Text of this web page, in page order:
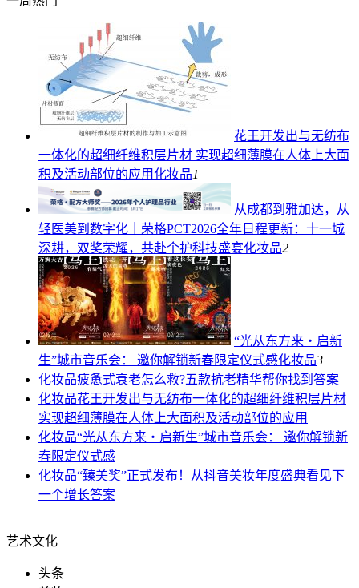
花王开发出与无纺布
一体化的超细纤维积层片材 实现超细薄膜在人体上大面
积及活动部位的应用化妆品1
从成都到雅加达，从
轻医美到数字化｜荣格PCT2026全年日程更新：十一城
深耕，双奖荣耀，共赴个护科技盛宴化妆品2
“光从东方来・启新
生”城市音乐会： 邀你解锁新春限定仪式感化妆品3
化妆品疲惫式衰老怎么救?五款抗老精华帮你找到答案
化妆品花王开发出与无纺布一体化的超细纤维积层片材
实现超细薄膜在人体上大面积及活动部位的应用
化妆品“光从东方来・启新生”城市音乐会： 邀你解锁新
春限定仪式感
化妆品“臻美奖”正式发布！从抖音美妆年度盛典看见下
一个增长答案
艺术文化
头条